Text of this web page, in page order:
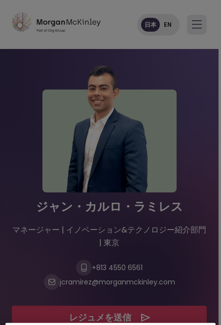
日本 EN
ジャン・カルロ・ラミレス
マネージャー | イノベーション&テクノロジー紹介部門
| 東京
+813 4550 6561
jcramirez@morganmckinley.com
レジュメを送信